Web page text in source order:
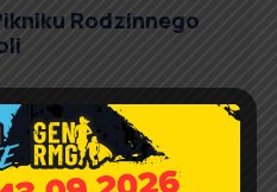
Rodzinnego